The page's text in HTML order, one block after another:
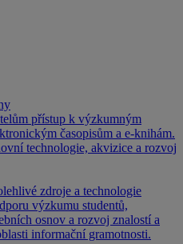
přístup k výzkumným
časopisům a e-knihám.
technologie, akvizice a rozvoj
zdroje a technologie
výzkumu studentů,
osnov a rozvoj znalostí a
informační gramotnosti.